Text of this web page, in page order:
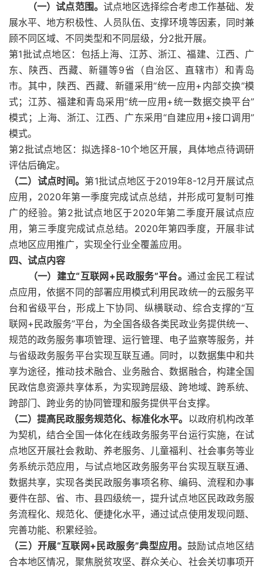
（一）试点范围。 试点地区选择综合考虑工作基础、发
展水平、地方积极性、人员队伍、支撑环境等因素，同时兼
顾不同区域、不同类型和不同层级，分2批开展。
第1批试点地区：包括上海、江苏、浙江、福建、江西、广
东、陕西、西藏、新疆等9省（自治区、直辖市）和青岛
市。其中，陕西、西藏、新疆采用“统一应用+内部交换”模
式；江苏、福建和青岛采用“统一应用+统一数据交换平台”
模式；上海、浙江、江西、广东采用“自建应用+接口调用”
模式。
第2批试点地区：拟选择8-10个地区开展，具体地点待调研
评估后确定。
（二）试点时间。 第1批试点地区于2019年8-12月开展试点
应用，2020年第一季度完成试点总结，并形成可复制可推
广的经验。第2批试点地区于2020年第二季度开展试点应
用，第三季度完成试点总结。2020年第四季度，开展非试
点地区应用推广，实现全行业全覆盖应用。
四、试点内容
（一）建立“互联网+民政服务”平台。 通过金民工程试
点应用，依据不同的部署应用模式利用民政统一的云服务平
台和省级平台，形成上下协同、纵横联动、综合支撑的“互
联网+民政服务”平台，为全国各级各类民政业务提供统一、
规范的政务服务事项管理、运行管理、电子监察等服务，并
与省级政务服务平台实现互联互通。同时，以数据集中和共
享为途径，推动技术融合、业务融合、数据融合，构建全国
民政信息资源共享体系，为实现跨层级、跨地域、跨系统、
跨部门、跨业务的协同管理和服务提供平台支撑。
（二）提高民政服务规范化、标准化水平。 以政府机构改革
为契机，结合全国一体化在线政务服务平台运行实施，在试
点地区开展社会救助、养老服务、儿童福利、社会事务等业
务系统示范应用，与试点地区政务服务平台实现互联互通、
数据共享，实现各类民政服务事项名称、编码、流程和办事
要件在部、省、市、县四级统一，提升试点地区民政政务服
务流程化、规范化、便捷化水平，通过试点使用发现问题、
完善功能、积累经验。
（三）开展“互联网+民政服务”典型应用。 鼓励试点地区结
合本地区情况，聚焦脱贫攻坚、群众关心、社会关切事项开